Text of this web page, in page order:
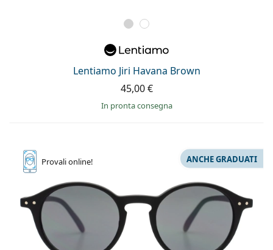
Lentiamo Jiri Havana Brown
45,00 €
in pronta consegna
Provalionline! ANCHE GRADUATI